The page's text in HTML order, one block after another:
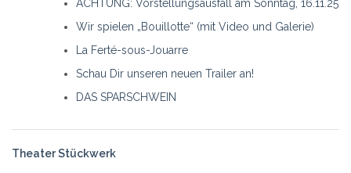
ACHTUNG: Vorstellungsausfall am Sonntag, 16.11.25
Wir spielen „Bouillotte“ (mit Video und Galerie)
La Ferté-sous-Jouarre
Schau Dir unseren neuen Trailer an!
DAS SPARSCHWEIN
Theater Stückwerk